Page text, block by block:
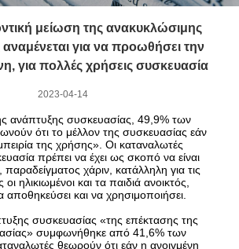
μείωση της ανακυκλώσιμης
για να προωθήσει την
για πολλές χρήσεις συσκευασία
2023-04-14
ανάπτυξης συσκευασίας, 49,9% των
ότι το μέλλον της συσκευασίας εάν
της χρήσης». Οι καταναλωτές
πρέπει να έχει ως σκοπό να είναι
παραδείγματος χάριν, κατάλληλη για τις
ηλικιωμένοι και τα παιδιά ανοικτός,
αποθηκεύσει και να χρησιμοποιήσει.
συσκευασίας «της επέκτασης της
συμφωνήθηκε από 41,6% των
θεωρούν ότι εάν η ανοιγμένη